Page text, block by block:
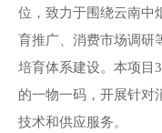
位，致力于围绕云南中
育推广、消费市场调研
培育体系建设。本项目
的一物一码，开展针对
技术和供应服务。